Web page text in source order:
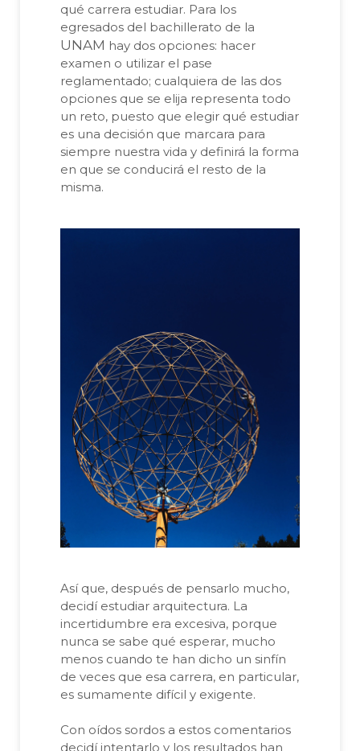
qué carrera estudiar. Para los
egresados del bachillerato de la
UNAM hay dos opciones: hacer
examen o utilizar el pase
reglamentado; cualquiera de las dos
opciones que se elija representa todo
un reto, puesto que elegir qué estudiar
es una decisión que marcara para
siempre nuestra vida y definirá la forma
en que se conducirá el resto de la
misma.
Así que, después de pensarlo mucho,
decidí estudiar arquitectura. La
incertidumbre era excesiva, porque
nunca se sabe qué esperar, mucho
menos cuando te han dicho un sinfín
de veces que esa carrera, en particular,
es sumamente difícil y exigente.
Con oídos sordos a estos comentarios
decidí intentarlo y los resultados han